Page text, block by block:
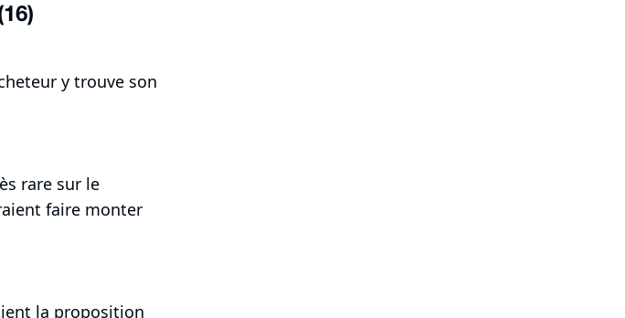
y trouve son
rare sur le
faire monter
la proposition